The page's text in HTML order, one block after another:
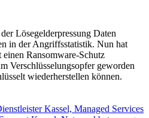
Lösegelderpressung Daten
in der Angriffsstatistik. Nun hat
Ransomware-Schutz
Verschlüsselungsopfer geworden
wiederherstellen können.